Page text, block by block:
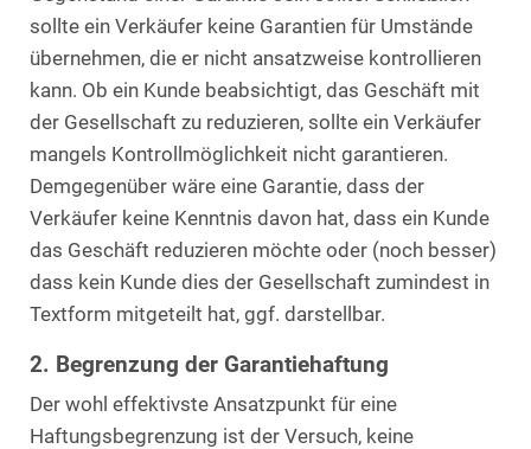
sollte ein Verkäufer keine Garantien für Umstände
übernehmen, die er nicht ansatzweise kontrollieren
kann. Ob ein Kunde beabsichtigt, das Geschäft mit
der Gesellschaft zu reduzieren, sollte ein Verkäufer
mangels Kontrollmöglichkeit nicht garantieren.
Demgegenüber wäre eine Garantie, dass der
Verkäufer keine Kenntnis davon hat, dass ein Kunde
das Geschäft reduzieren möchte oder (noch besser)
dass kein Kunde dies der Gesellschaft zumindest in
Textform mitgeteilt hat, ggf. darstellbar.
2. Begrenzung der Garantiehaftung
Der wohl effektivste Ansatzpunkt für eine
Haftungsbegrenzung ist der Versuch, keine